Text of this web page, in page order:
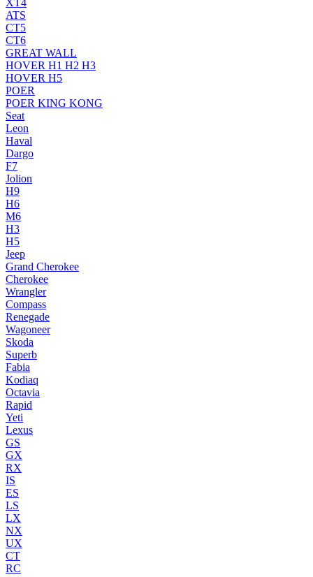
XT4
ATS
CT5
CT6
GREAT WALL
HOVER H1 H2 H3
HOVER H5
POER
POER KING KONG
Seat
Leon
Haval
Dargo
F7
Jolion
H9
H6
M6
H3
H5
Jeep
Grand Cherokee
Cherokee
Wrangler
Compass
Renegade
Wagoneer
Skoda
Superb
Fabia
Kodiaq
Octavia
Rapid
Yeti
Lexus
GS
GX
RX
IS
ES
LS
LX
NX
UX
CT
RC